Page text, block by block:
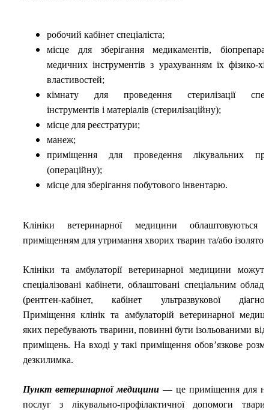
робочий кабінет спеціаліста;
місце для зберігання медикаментів,
медичних інструментів з урахуванням їх фізико-
властивостей;
кімнату для проведення стерилізації
інструментів і матеріалів (стерилізаційну);
місце для реєстратури;
манеж;
приміщення для проведення лікувальних
(операційну);
місце для зберігання побутового інвентарю.
Клініки ветеринарної медицини облаштовуються
приміщенням для утримання хворих тварин та/або
Клініки та амбулаторії ветеринарної медицини
спеціалізовані кабінети, облаштовані спеціальним
(рентген-кабінет, кабінет ультразвукової
Приміщення клінік та амбулаторій ветеринарної
яких перебувають тварини, повинні бути ізольованими
приміщень. На вході у такі приміщення обов’язкове
дезкилимка.
Пункт ветеринарної медицини — це приміщення для
послуг з лікувально-профілактичної допомоги